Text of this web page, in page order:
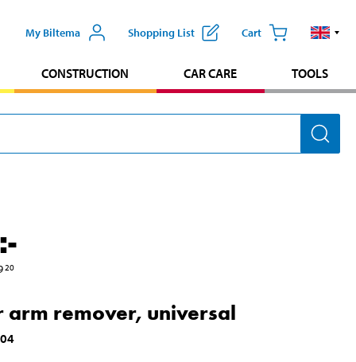
My Biltema Shopping List Cart
CONSTRUCTION CAR CARE TOOLS
:-
20
arm remover, universal